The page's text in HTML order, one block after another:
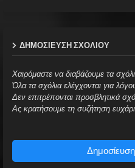
ΔΗΜΟΣΊΕΥΣΗ ΣΧΟΛΊΟΥ
Χαιρόμαστε να διαβάζουμε τα
Όλα τα σχόλια ελέγχονται για
Δεν επιτρέπονται προσβλητικά
Ας κρατήσουμε τη συζήτηση